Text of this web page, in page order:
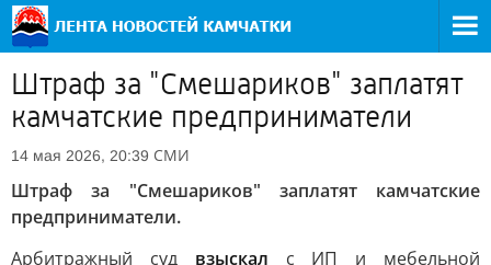
Штраф за "Смешариков" заплатят
камчатские предприниматели
14 мая 2026, 20:39 СМИ
Штраф за "Смешариков" заплатят камчатские
предприниматели.
Арбитражный суд взыскал с ИП и мебельной